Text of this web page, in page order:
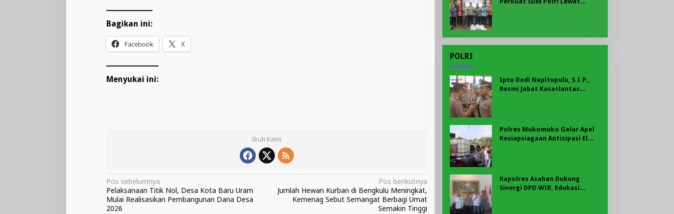
Bagikan ini:
Facebook X
Menyukai ini:
Ikuti Kami
Navigasi
pos
Pos sebelumnya
Pelaksanaan Titik Nol, Desa Kota Baru Uram
Mulai Realisasikan Pembangunan Dana Desa
2026
Pos berikutnya
Jumlah Hewan Kurban di Bengkulu Meningkat,
Kemenag Sebut Semangat Berbagi Umat
Semakin Tinggi
POLRI
Iptu Dedi Napitupulu, S.I.P.,
Resmi Jabat Kasatlantas
Polres Mukomuko Gelar Apel
Kesiapsiagaan Antisipasi El
Kapolres Asahan Dukung
Sinergi DPD WIB, Edukasi